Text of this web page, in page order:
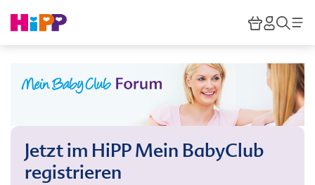
HiPP
Jetzt im HiPP Mein BabyClub
registrieren